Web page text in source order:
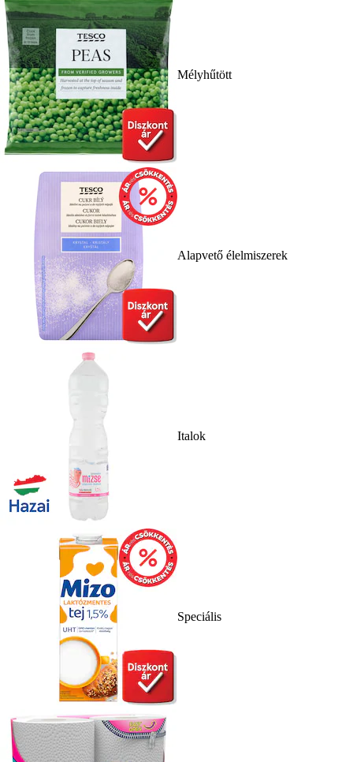
Mélyhűtött
Alapvető élelmiszerek
Italok
Speciális